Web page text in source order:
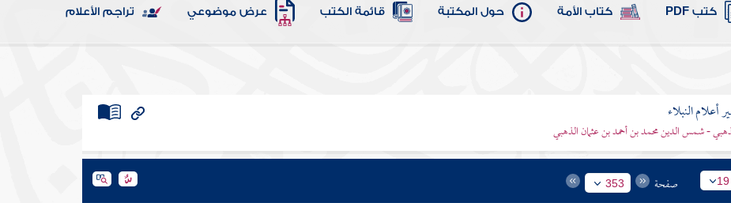
كتب PDF كتاب الأمة حول المكتبة قائمة الكتب عرض موضوعي تراجم الأعلام
أعلام النبلاء
- شمس الدين محمد بن أحمد بن عثمان الذهبي
19 صفحة 353